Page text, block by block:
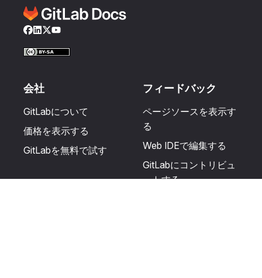
Facebook
LinkedIn
Twitter
YouTube
会社
GitLabについて
価格を表示する
GitLabを無料で試す
フィードバック
ページソースを表示す
る
Web IDEで編集する
GitLabにコントリビュ
ートする